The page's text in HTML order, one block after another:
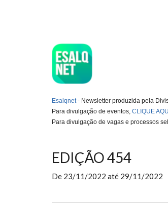
ESQLNET
Esalqnet- Newsletter produzida pela
Para divulgação de eventos, CLIQUE AQUI
Para divulgação de vagas e processos
EDIÇÃO 454
De 23/11/2022 até 29/11/2022